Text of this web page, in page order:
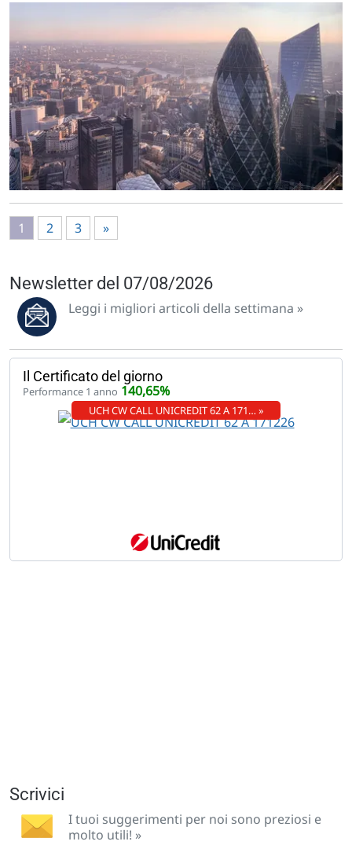
1 2 3 »
Newsletter del 07/08/2026
Leggi i migliori articoli della settimana »
Il Certificato del giorno
Performance 1 anno 140,65%
UCH CW CALL UNICREDIT 62 A 171… »
Scrivici
I tuoi suggerimenti per noi sono preziosi e
molto utili! »